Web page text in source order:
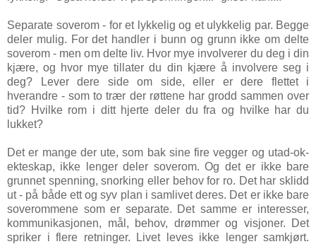
Separate soverom - for et lykkelig og et ulykkelig par. Begge
deler mulig. For det handler i bunn og grunn ikke om delte
soverom - men om delte liv. Hvor mye involverer du deg i din
kjære, og hvor mye tillater du din kjære å involvere seg i
deg? Lever dere side om side, eller er dere flettet i
hverandre - som to trær der røttene har grodd sammen over
tid? Hvilke rom i ditt hjerte deler du fra og hvilke har du
lukket?
Det er mange der ute, som bak sine fire vegger og utad-ok-
ekteskap, ikke lenger deler soverom. Og det er ikke bare
grunnet spenning, snorking eller behov for ro. Det har sklidd
ut - på både ett og syv plan i samlivet deres. Det er ikke bare
soverommene som er separate. Det samme er interesser,
kommunikasjonen, mål, behov, drømmer og visjoner. Det
spriker i flere retninger. Livet leves ikke lenger samkjørt.